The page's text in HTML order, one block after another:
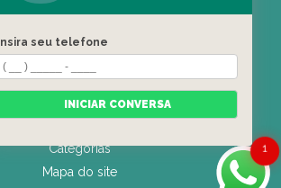
Institucional
Serviços Especiais
Blog
Residência
Categorias
Mapa do site
1
Insira seu telefone
INICIAR CONVERSA